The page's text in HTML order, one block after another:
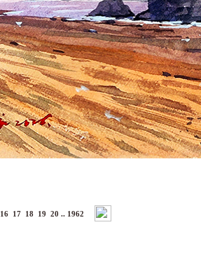
16 17 18 19 20 .. 1962